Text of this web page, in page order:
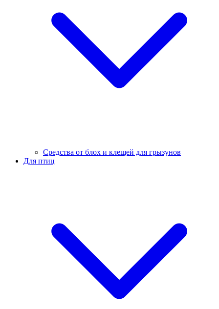
Средства от блох и клещей для грызунов
Для птиц